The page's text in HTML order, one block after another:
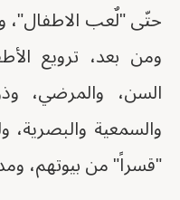
حتّى "لٌعب
ومن بعد، ترويع
السن، والمرضي،
والسمعية والبصرية،
"قسراً" من بيوتهم،